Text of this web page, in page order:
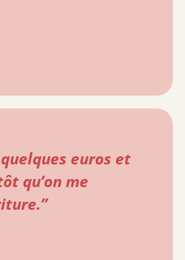
euros et
qu’on me